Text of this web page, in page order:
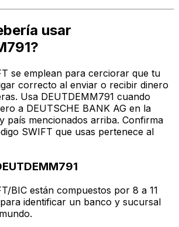
usar
se emplean para cerciorar que tu
correcto al enviar o recibir dinero
Usa DEUTDEMM791 cuando
a DEUTSCHE BANK AG en la
país mencionados arriba. Confirma
SWIFT que usas pertenece al
BIC están compuestos por 8 a 11
identificar un banco y sucursal